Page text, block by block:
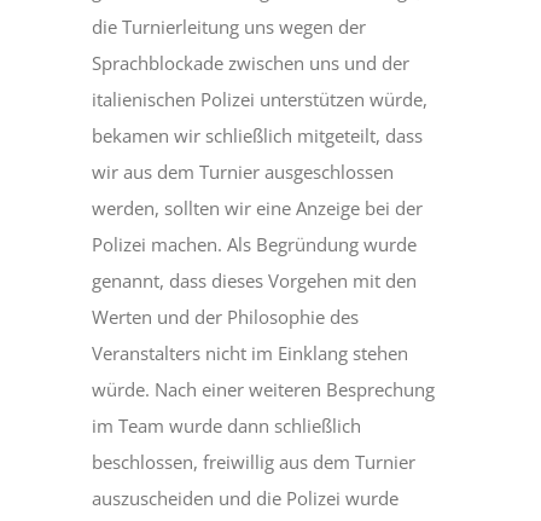
die Turnierleitung uns wegen der
Sprachblockade zwischen uns und der
italienischen Polizei unterstützen würde,
bekamen wir schließlich mitgeteilt, dass
wir aus dem Turnier ausgeschlossen
werden, sollten wir eine Anzeige bei der
Polizei machen. Als Begründung wurde
genannt, dass dieses Vorgehen mit den
Werten und der Philosophie des
Veranstalters nicht im Einklang stehen
würde. Nach einer weiteren Besprechung
im Team wurde dann schließlich
beschlossen, freiwillig aus dem Turnier
auszuscheiden und die Polizei wurde